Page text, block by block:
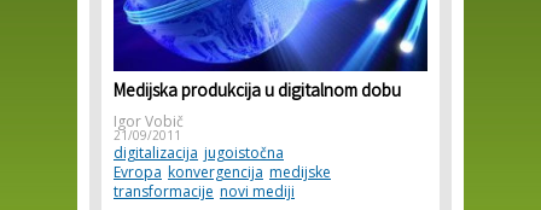
Medijska produkcija u digitalnom dobu
Igor Vobič
21/09/2011
digitalizacija jugoistočna
Evropa konvergencija medijske
transformacije novi mediji